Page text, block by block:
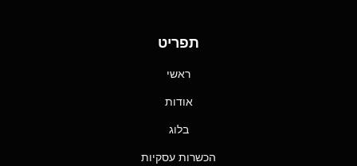
תפריט
ראשי
אודות
בלוג
הכשרות עסקיות